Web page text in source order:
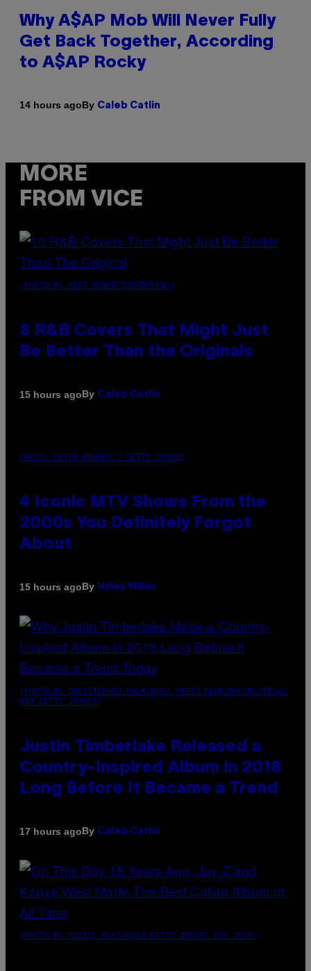
Why A$AP Mob Will Never Fully
Get Back Together, According
to A$AP Rocky
14 hours agoBy Caleb Catlin
MORE
FROM VICE
(PHOTO BY EBET ROBERTS/REDFERNS)
8 R&B Covers That Might Just
Be Better Than the Originals
15 hours agoBy Caleb Catlin
PHOTO: PETER KRAMER / GETTY IMAGES
4 Iconic MTV Shows From the
2000s You Definitely Forgot
About
15 hours agoBy Haley Miller
(PHOTO BY CHRISTOPHER POLK/NBCU PHOTO BANK/NBCUNIVERSAL
VIA GETTY IMAGES)
Justin Timberlake Released a
Country-Inspired Album in 2018
Long Before It Became a Trend
17 hours agoBy Caleb Catlin
(PHOTO BY DANIEL BOCZARSKI/GETTY IMAGES FOR VEVO)